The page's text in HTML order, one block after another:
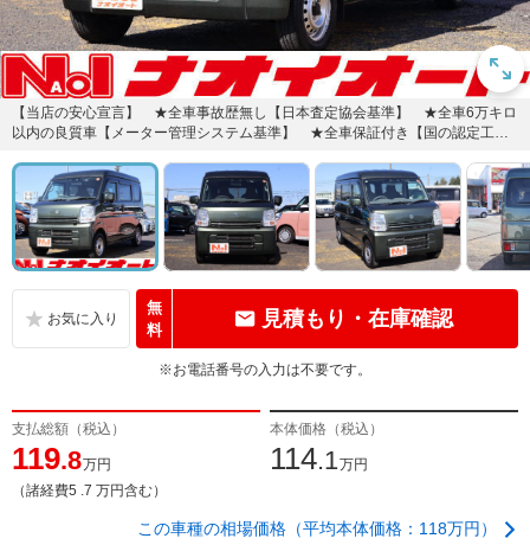
【当店の安心宣言】 ★全車事故歴無し【日本査定協会基準】 ★全車6万キロ
以内の良質車【メーター管理システム基準】 ★全車保証付き【国の認定工場
無
料
見積もり・在庫確認
※お電話番号の入力は不要です。
支払総額（税込）
119.8万円
（諸経費5 .7 万円含む）
本体価格（税込）
114.1万円
この車種の相場価格（平均本体価格：118万円）